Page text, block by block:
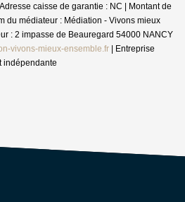
caisse de garantie : NC | Montant de
du médiateur : Médiation - Vivons mieux
: 2 impasse de Beauregard 54000 NANCY
vivons-mieux-ensemble.fr | Entreprise
indépendante